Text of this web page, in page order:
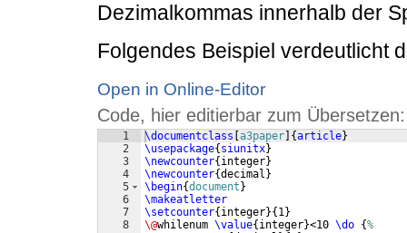
Dezimalkommas innerhalb der
Folgendes Beispiel verdeutlicht
Open in Online-Editor
Code, hier editierbar zum Übersetzen:
1
2
3
4
5
6
7
8
\documentclass a3paper {article}
\usepackage{ siunitx}
\newcounter{ integer}
\newcounter{decimal }
\begin{document }
\makeatletter
\setcounter{ integer}{ 1}
\@whilenum \value{ integer}<10 \do {%